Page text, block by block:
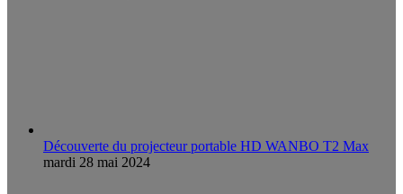
Découverte du projecteur portable HD WANBO T2 Max
mardi 28 mai 2024